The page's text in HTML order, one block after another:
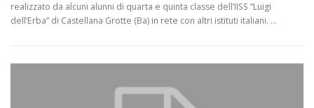
realizzato da alcuni alunni di quarta e quinta classe dell’IISS “Luigi
dell’Erba” di Castellana Grotte (Ba) in rete con altri istituti italiani. …